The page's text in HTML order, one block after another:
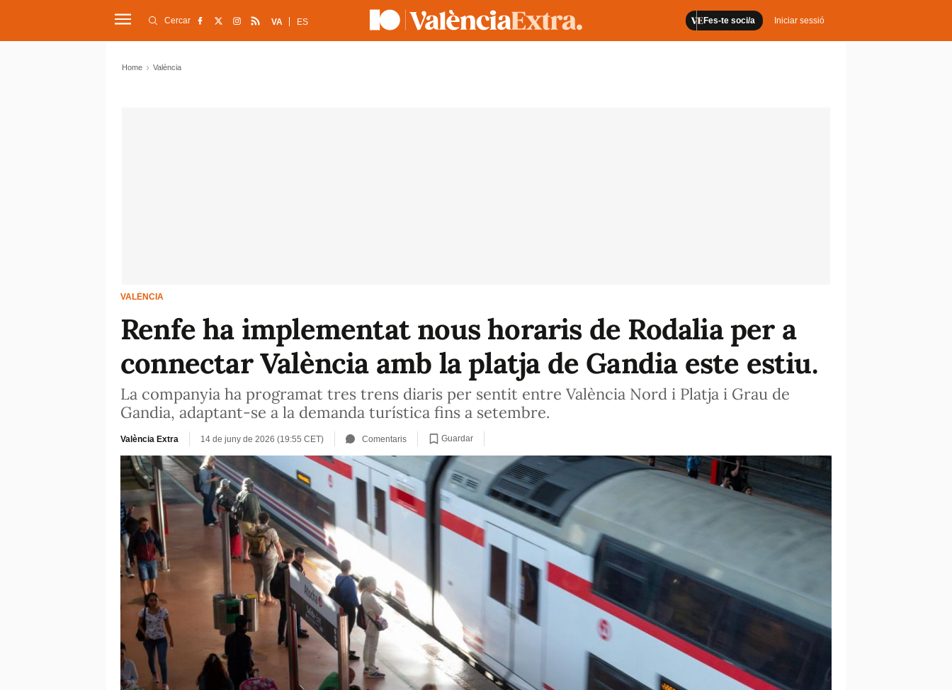
Fes-te soci/a Iniciar sessió
Cercar VA ES
Home València
VALÈNCIA
Renfe ha implementat nous horaris de Rodalia per a
connectar València amb la platja de Gandia este estiu.
La companyia ha programat tres trens diaris per sentit entre València Nord i Platja i Grau de
Gandia, adaptant-se a la demanda turística fins a setembre.
València Extra 14 de juny de 2026 (19:55 CET) Comentaris Guardar